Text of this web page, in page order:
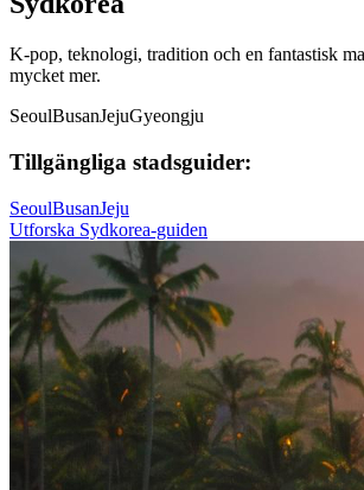
K-pop, teknologi, tradition och en fantastisk
mycket mer.
SeoulBusanJejuGyeongju
Tillgängliga stadsguider:
SeoulBusanJeju
Utforska Sydkorea-guiden